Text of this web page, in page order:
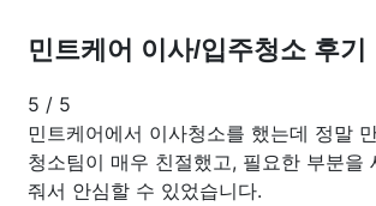
민트케어 이사/입주청소 후기
5 / 5
민트케어에서 이사청소를 했는데 정말
청소팀이 매우 친절했고, 필요한 부분을
줘서 안심할 수 있었습니다.